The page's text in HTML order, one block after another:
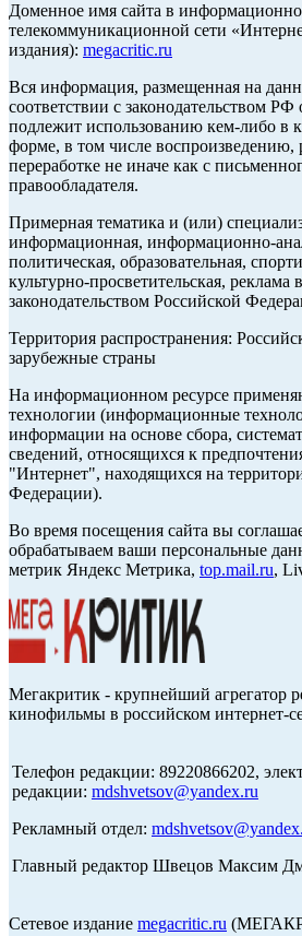
Доменное имя сайта в
телекоммуникационной сети
издания): megacritic.ru
Вся информация, размещенная на
соответствии с законодательством
подлежит использованию кем-либо в
форме, в том числе воспроизведению,
переработке не иначе как с
правообладателя.
Примерная тематика и (или)
информационная, информационно-
политическая, образовательная,
культурно-просветительская, реклама
законодательством Российской
Территория распространения:
зарубежные страны
На информационном ресурсе
технологии (информационные
информации на основе сбора,
сведений, относящихся к
"Интернет", находящихся на
Федерации).
Во время посещения сайта вы
обрабатываем ваши персональные
метрик Яндекс Метрика, top.mail.ru,
Мегакритик - крупнейший агрегатор
кинофильмы в российском интернет-
Телефон редакции: 89220866202,
редакции: mdshvetsov@yandex.ru
Рекламный отдел:
Главный редактор Швецов Максим
Сетевое издание megacritic.ru